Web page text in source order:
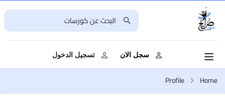
سجل الان تسجيل الدخول
Home
Profile